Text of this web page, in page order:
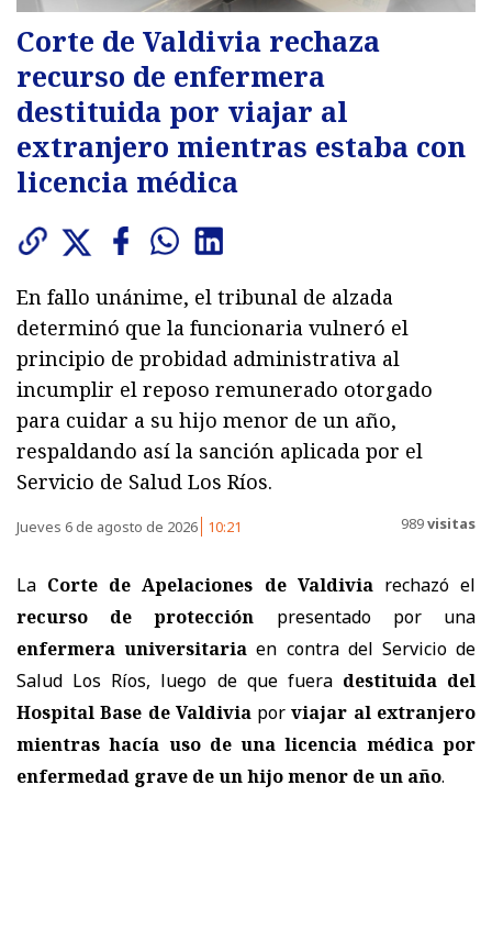
Corte de Valdivia rechaza
recurso de enfermera
destituida por viajar al
extranjero mientras estaba con
licencia médica
En fallo unánime, el tribunal de alzada
determinó que la funcionaria vulneró el
principio de probidad administrativa al
incumplir el reposo remunerado otorgado
para cuidar a su hijo menor de un año,
respaldando así la sanción aplicada por el
Servicio de Salud Los Ríos.
Jueves 6 de agosto de 2026 10:21 989visitas
La Corte de Apelaciones de Valdiviarechazó el
recurso de protección presentado por una
enfermera universitaria en contra del Servicio de
Salud Los Ríos, luego de que fuera destituida del
Hospital Base de Valdiviaporviajar al extranjero
mientras hacía uso de una licencia médica por
enfermedad grave de un hijo menor de un año.